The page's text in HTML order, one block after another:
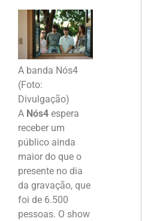
A banda Nós4
(Foto:
Divulgação)
A Nós4 espera
receber um
público ainda
maior do que o
presente no dia
da gravação, que
foi de 6.500
pessoas. O show